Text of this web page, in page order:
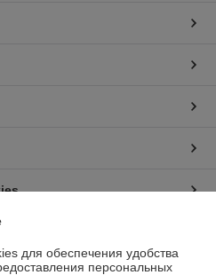
Deal.by
для обеспечения удобства
персональных